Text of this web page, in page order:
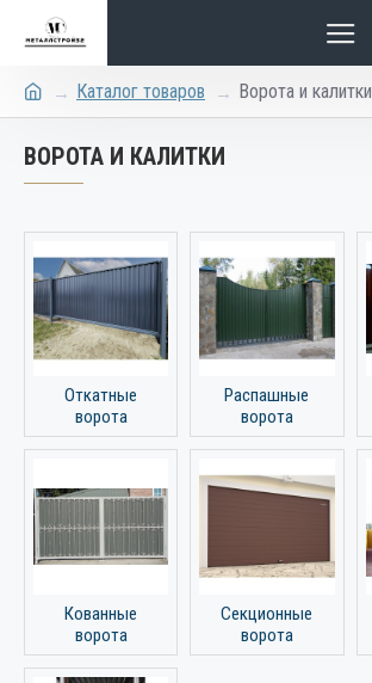
Каталог товаров Ворота и калитки
ВОРОТА И КАЛИТКИ
Откатные
ворота
Распашные
ворота
Кованные
ворота
Секционные
ворота